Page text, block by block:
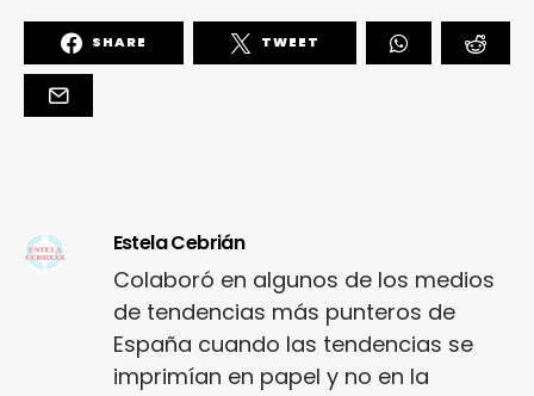
SHARE TWEET
Estela Cebrián
Colaboró en algunos de los medios
de tendencias más punteros de
España cuando las tendencias se
imprimían en papel y no en la